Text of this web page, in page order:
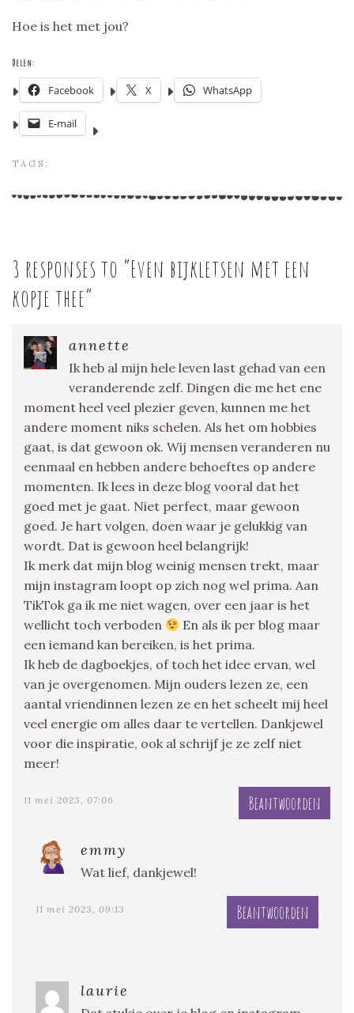
Hoe is het met jou?
Delen:
Facebook X WhatsApp
E-mail
TAGS:
3 responses to “Even bijkletsen met een
kopje thee”
annette
Ik heb al mijn hele leven last gehad van een
veranderende zelf. Dingen die me het ene
moment heel veel plezier geven, kunnen me het
andere moment niks schelen. Als het om hobbies
gaat, is dat gewoon ok. Wij mensen veranderen nu
eenmaal en hebben andere behoeftes op andere
momenten. Ik lees in deze blog vooral dat het
goed met je gaat. Niet perfect, maar gewoon
goed. Je hart volgen, doen waar je gelukkig van
wordt. Dat is gewoon heel belangrijk!
Ik merk dat mijn blog weinig mensen trekt, maar
mijn instagram loopt op zich nog wel prima. Aan
TikTok ga ik me niet wagen, over een jaar is het
wellicht toch verboden
En als ik per blog maar
een iemand kan bereiken, is het prima.
Ik heb de dagboekjes, of toch het idee ervan, wel
van je overgenomen. Mijn ouders lezen ze, een
aantal vriendinnen lezen ze en het scheelt mij heel
veel energie om alles daar te vertellen. Dankjewel
voor die inspiratie, ook al schrijf je ze zelf niet
meer!
11 mei 2023, 07:06 Beantwoorden
emmy
Wat lief, dankjewel!
11 mei 2023, 09:13 Beantwoorden
laurie